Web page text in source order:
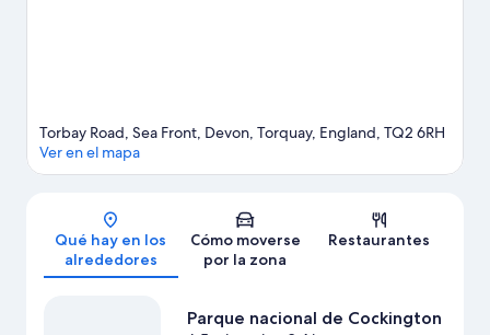
Mapa
Torbay Road, Sea Front, Devon, Torquay, England, TQ2 6RH
Ver en el mapa
Qué hay en los
alrededores
Cómo moverse
por la zona
Restaurantes
Parque nacional de Cockington